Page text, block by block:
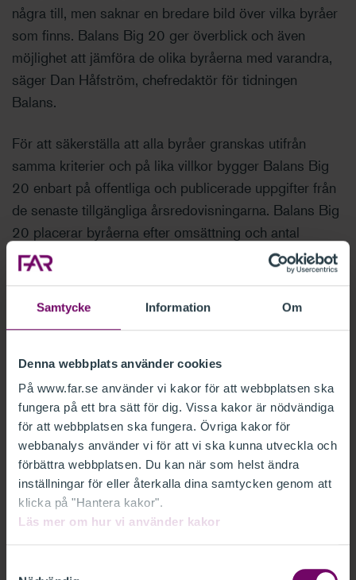
Samtycke Information Om
Denna webbplats använder cookies
På www.far.se använder vi kakor för att webbplatsen ska
fungera på ett bra sätt för dig. Vissa kakor är nödvändiga
för att webbplatsen ska fungera. Övriga kakor för
webbanalys använder vi för att vi ska kunna utveckla och
förbättra webbplatsen. Du kan när som helst ändra
inställningar för eller återkalla dina samtycken genom att
klicka på "Hantera kakor".
Läs mer om hur vi använder kakor
några till, men saknar en bredare bild över vilka byråer
som finns. Balans Big 20 ger överblick och även
möjlighet att jämföra de olika byråerna med varandra,
säger Dan Håfström, chefredaktör för tidningen
Balans.
För att säkerställa att alla byråer granskas utifrån
samma kriterier och på lika villkor bygger Balans Big
20 enbart på offentliga och publicerade uppgifter från
de senaste tillgängliga årsredovisningarna. Balans Big
20 placerar byråerna efter omsättning och antal
anställda och innehåller också en kortfattad
presentation av alla byråer samt länkar till vidare
läsning.
många olika aktörer som är intresserade av vår
bransch. Listan kan vara intressant för byråerna själva,
men också för media och för studenter som är nyfikna
på framtida arbetsgivare, säger Pernilla Halling,
kommunikationschef på FAR.
FAKTA Balans Big 20